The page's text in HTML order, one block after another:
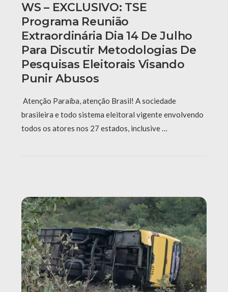
WS – EXCLUSIVO: TSE
Programa Reunião
Extraordinária Dia 14 De Julho
Para Discutir Metodologias De
Pesquisas Eleitorais Visando
Punir Abusos
Atenção Paraíba, atenção Brasil! A sociedade
brasileira e todo sistema eleitoral vigente envolvendo
todos os atores nos 27 estados, inclusive …